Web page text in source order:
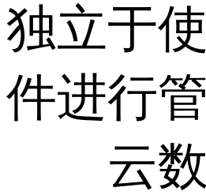
独立于
件进行
云数